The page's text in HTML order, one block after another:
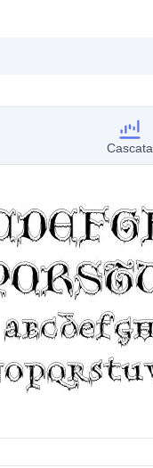
Cascata